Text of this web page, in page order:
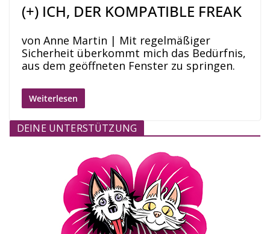
(+) ICH, DER KOMPATIBLE FREAK
von Anne Martin | Mit regelmäßiger
Sicherheit überkommt mich das Bedürfnis,
aus dem geöffneten Fenster zu springen.
Weiterlesen
DEINE UNTERSTÜTZUNG